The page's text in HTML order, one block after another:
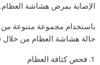
الإصابة بمرض هشاشة العظام.
باستخدام مجموعة متنوعة من
حالة هشاشة العظام من خلال
1. فحص كثافة العظام